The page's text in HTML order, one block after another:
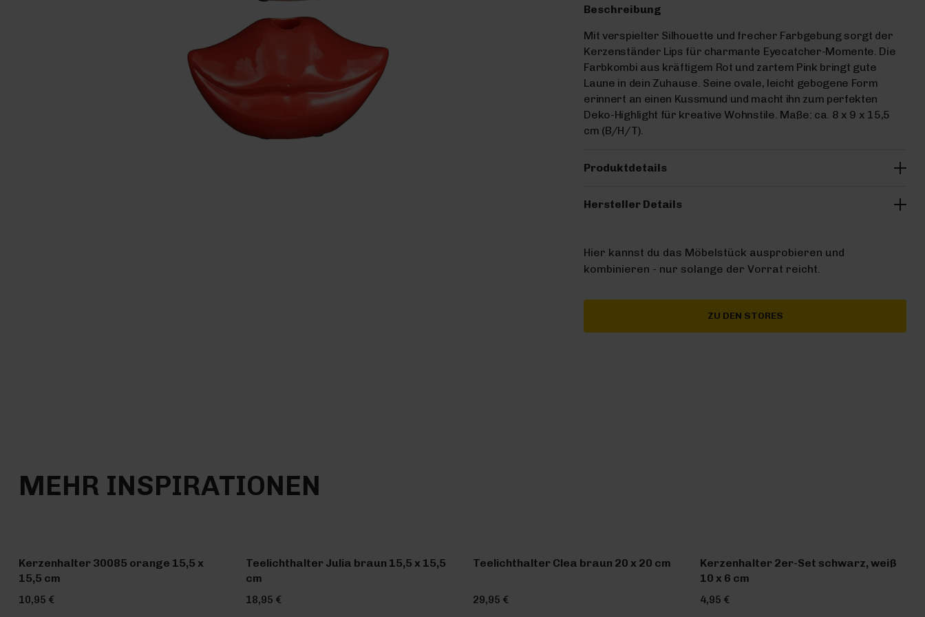
Beschreibung
Mit verspielter Silhouette und frecher Farbgebung sorgt der
Kerzenständer Lips für charmante Eyecatcher-Momente. Die
Farbkombi aus kräftigem Rot und zartem Pink bringt gute
Laune in dein Zuhause. Seine ovale, leicht gebogene Form
erinnert an einen Kussmund und macht ihn zum perfekten
Deko-Highlight für kreative Wohnstile. Maße: ca. 8 x 9 x 15,5
cm (B/H/T).
Produktdetails
Hersteller Details
Hier kannst du das Möbelstück ausprobieren und
kombinieren - nur solange der Vorrat reicht.
ZU DEN STORES
MEHR INSPIRATIONEN
Kerzenhalter 30085 orange 15,5 x
15,5 cm
10,95 €
Teelichthalter Julia braun 15,5 x 15,5
cm
18,95 €
Teelichthalter Clea braun 20 x 20 cm
29,95 €
Kerzenhalter 2er-Set schwarz, weiß
10 x 6 cm
4,95 €